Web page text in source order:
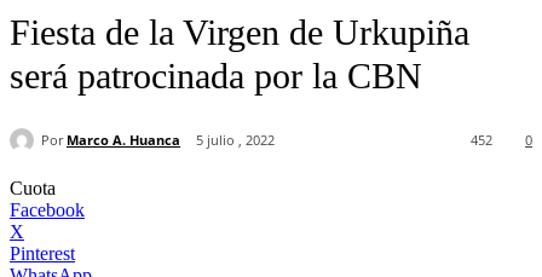
Fiesta de la Virgen de Urkupiña
será patrocinada por la CBN
Por Marco A. Huanca 5 julio , 2022 0
452
Cuota
Facebook
X
Pinterest